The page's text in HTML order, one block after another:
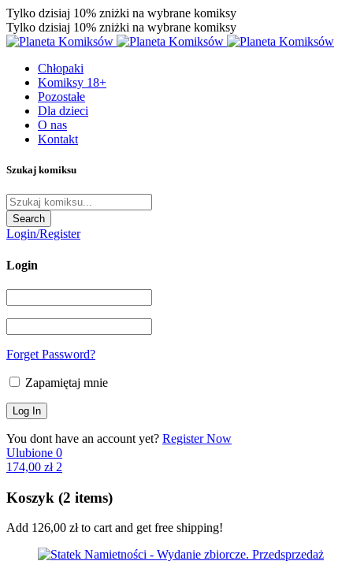
Tylko dzisiaj 10% zniżki na wybrane komiksy
Tylko dzisiaj 10% zniżki na wybrane komiksy
Chłopaki
Komiksy 18+
Pozostałe
Dla dzieci
O nas
Kontakt
Szukaj komiksu
Login/Register
Login
Forget Password?
Zapamiętaj mnie
You dont have an account yet? Register Now
Ulubione 0
174,00 zł 2
Koszyk (2 items)
Add 126,00 złto cart and get free shipping!